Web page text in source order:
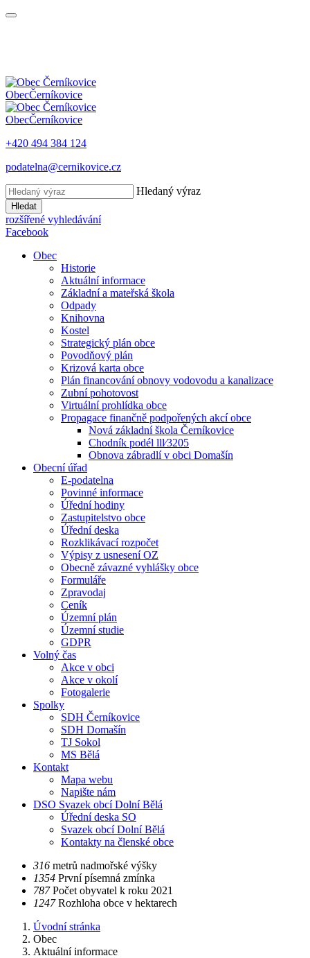
ObecČerníkovice
ObecČerníkovice
+420 494 384 124
podatelna@cernikovice.cz
Hledaný výraz
Hledat
rozšířené vyhledávání
Facebook
Obec
Historie
Aktuální informace
Základní a mateřská škola
Odpady
Knihovna
Kostel
Strategický plán obce
Povodňový plán
Krizová karta obce
Plán financování obnovy vodovodu a kanalizace
Zubní pohotovost
Virtuální prohlídka obce
Propagace finančně podpořených akcí obce
Nová základní škola Černíkovice
Chodník podél lll⁄3205
Obnova zábradlí v obci Domašín
Obecní úřad
E-podatelna
Povinné informace
Úřední hodiny
Zastupitelstvo obce
Úřední deska
Rozklikávací rozpočet
Výpisy z usnesení OZ
Obecně závazné vyhlášky obce
Formuláře
Zpravodaj
Ceník
Územní plán
Územní studie
GDPR
Volný čas
Akce v obci
Akce v okolí
Fotogalerie
Spolky
SDH Černíkovice
SDH Domašín
TJ Sokol
MS Bělá
Kontakt
Mapa webu
Napište nám
DSO Svazek obcí Dolní Bělá
Úřední deska SO
Svazek obcí Dolní Bělá
Kontakty na členské obce
​​316 metrů nadmořské výšky
​​1354 První písemná zmínka
​​787 Počet obyvatel k roku 2021
​​1247 Rozhloha obce v hektarech
Úvodní stránka
Obec
Aktuální informace